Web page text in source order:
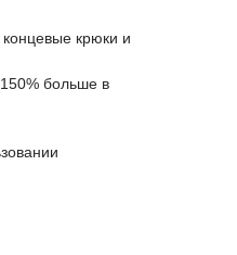
крюки и
больше в